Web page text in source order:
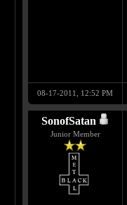
08-17-2011, 12:52 PM
SonofSatan
Junior Member